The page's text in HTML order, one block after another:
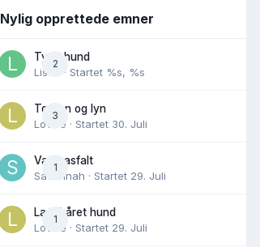
Nylig opprettede emner
2
Tynn hund
Lisen
· Startet %s, %s
3
Torden og lyn
Lovise · Startet 30. Juli
1
Varm asfalt
Savannah · Startet 29. Juli
1
Langhåret hund
Lovise · Startet 29. Juli